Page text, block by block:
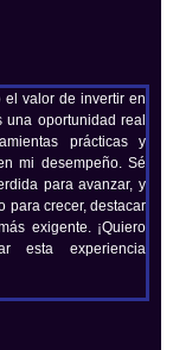
el valor de invertir en
una oportunidad real
prácticas y
mi desempeño. Sé
para avanzar, y
para crecer, destacar
exigente. ¡Quiero
esta experiencia